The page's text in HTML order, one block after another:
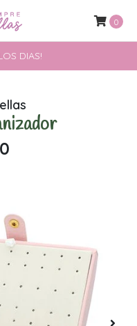
DIAS!
0